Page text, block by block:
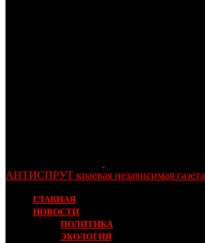
АНТИСПРУТ краевая независимая газета
ГЛАВНАЯ
НОВОСТИ
ПОЛИТИКА
ЭКОЛОГИЯ